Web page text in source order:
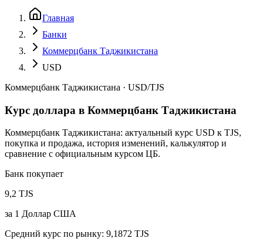
Главная
Банки
Коммерцбанк Таджикистана
USD
Коммерцбанк Таджикистана · USD/TJS
Курс доллара в Коммерцбанк Таджикистана
Коммерцбанк Таджикистана: актуальный курс USD к TJS,
покупка и продажа, история изменений, калькулятор и
сравнение с официальным курсом ЦБ.
Банк покупает
9,2 TJS
за 1 Доллар США
Средний курс по рынку: 9,1872 TJS